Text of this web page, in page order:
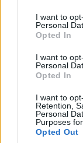
I want to
Personal
Opted In
I want to
Personal
Opted In
I want to
Retention,
Personal
Purposes
Opted Out